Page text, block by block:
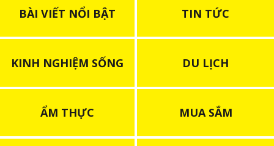
BÀI VIẾT NỔI BẬT TIN TỨC
KINH NGHIỆM SỐNG DU LỊCH
ẨM THỰC MUA SẮM